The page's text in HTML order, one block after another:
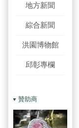
地方新聞
綜合新聞
洪園博物館
邱彰專欄
贊助商